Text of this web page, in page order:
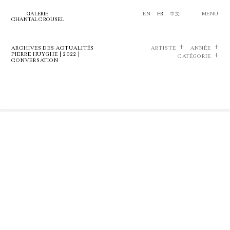
GALERIE
CHANTAL CROUSEL
EN FR 中文 MENU
ARCHIVES DES ACTUALITÉS
PIERRE HUYGHE | 2022 |
CONVERSATION
ARTISTE
ANNÉE
CATÉGORIE